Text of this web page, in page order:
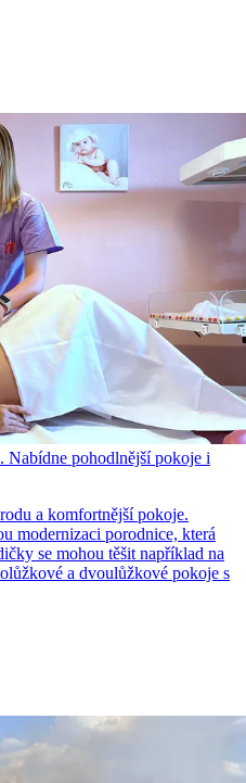
Nabídne pohodlnější pokoje i
a komfortnější pokoje.
modernizaci porodnice, která
se mohou těšit například na
a dvoulůžkové pokoje s